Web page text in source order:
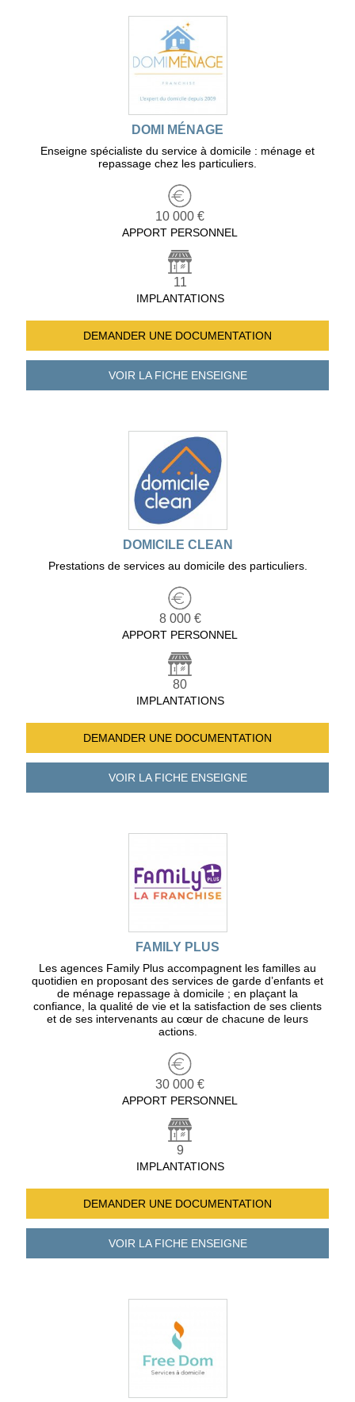
DOMI MÉNAGE
Enseigne spécialiste du service à domicile : ménage et
repassage chez les particuliers.
10 000 €
APPORT PERSONNEL
11
IMPLANTATIONS
DEMANDER UNE DOCUMENTATION
VOIR LA FICHEENSEIGNE
DOMICILE CLEAN
Prestations de services au domicile des particuliers.
8 000 €
APPORT PERSONNEL
80
IMPLANTATIONS
DEMANDER UNE DOCUMENTATION
VOIR LA FICHEENSEIGNE
FAMILY PLUS
Les agences Family Plus accompagnent les familles au
quotidien en proposant des services de garde d’enfants et
de ménage repassage à domicile ; en plaçant la
confiance, la qualité de vie et la satisfaction de ses clients
et de ses intervenants au cœur de chacune de leurs
actions.
30 000 €
APPORT PERSONNEL
9
IMPLANTATIONS
DEMANDER UNE DOCUMENTATION
VOIR LA FICHEENSEIGNE